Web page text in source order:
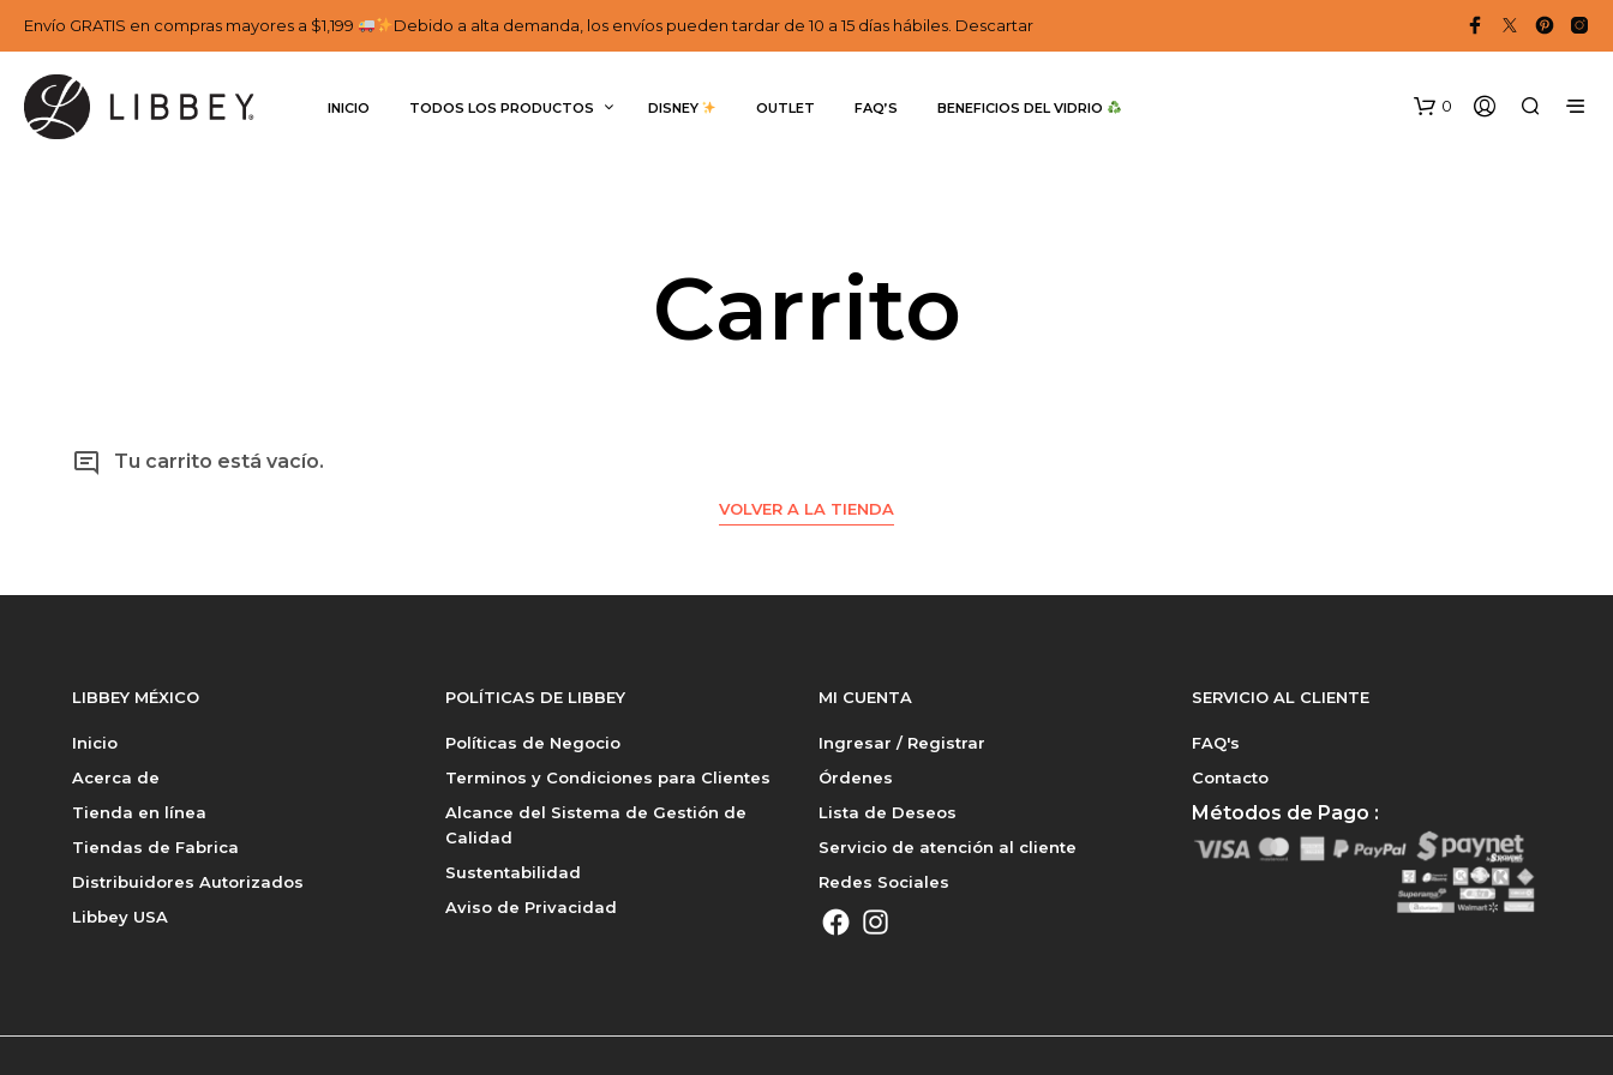
Envío GRATIS en compras mayores a $1,199 Debido a alta demanda, los envíos pueden tardar de 10 a 15 días hábiles. Descartar
INICIO TODOS LOS PRODUCTOS DISNEY OUTLET FAQ’S BENEFICIOS DEL VIDRIO 0
Carrito
Tu carrito está vacío.
VOLVER A LA TIENDA
LIBBEY MÉXICO
Inicio
Acerca de
Tienda en línea
Tiendas de Fabrica
Distribuidores Autorizados
Libbey USA
POLÍTICAS DE LIBBEY
Políticas de Negocio
Terminos y Condiciones para Clientes
Alcance del Sistema de Gestión de
Calidad
Sustentabilidad
Aviso de Privacidad
MI CUENTA
Ingresar / Registrar
Órdenes
Lista de Deseos
Servicio de atención al cliente
Redes Sociales
SERVICIO AL CLIENTE
FAQ's
Contacto
Métodos de Pago :